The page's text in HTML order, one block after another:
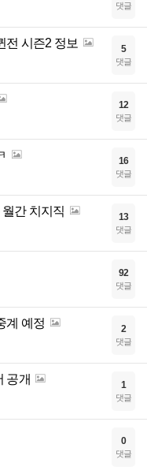
댓글
전 시즌2 정보 5
댓글
12
댓글
16
댓글
간 치지직 13
댓글
92
댓글
계 예정 2
댓글
공개 1
댓글
0
댓글